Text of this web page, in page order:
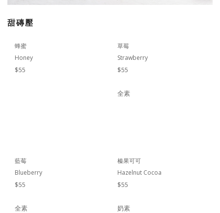
甜磚壓
蜂蜜
Honey
$55
草莓
Strawberry
$55
全素
藍莓
Blueberry
$55
全素
榛果可可
Hazelnut Cocoa
$55
奶素